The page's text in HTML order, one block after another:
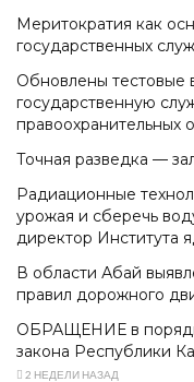
Меритократия как
государственных
Обновлены тестовые
государственную
правоохранительных
Точная разведка —
Радиационные
урожая и сберечь
директор Института
В области Абай
правил дорожного
ОБРАЩЕНИЕ в
закона Республики
2 НЕДЕЛИ НАЗАД